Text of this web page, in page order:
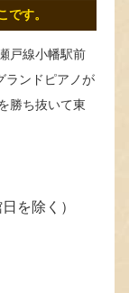
です。
戸線小幡駅前
ランドピアノが
勝ち抜いて東
を除く）